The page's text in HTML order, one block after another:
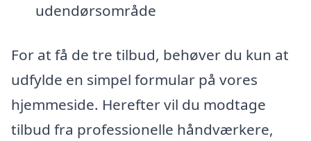
udendørsområde
For at få de tre tilbud, behøver du kun at
udfylde en simpel formular på vores
hjemmeside. Herefter vil du modtage
tilbud fra professionelle håndværkere,